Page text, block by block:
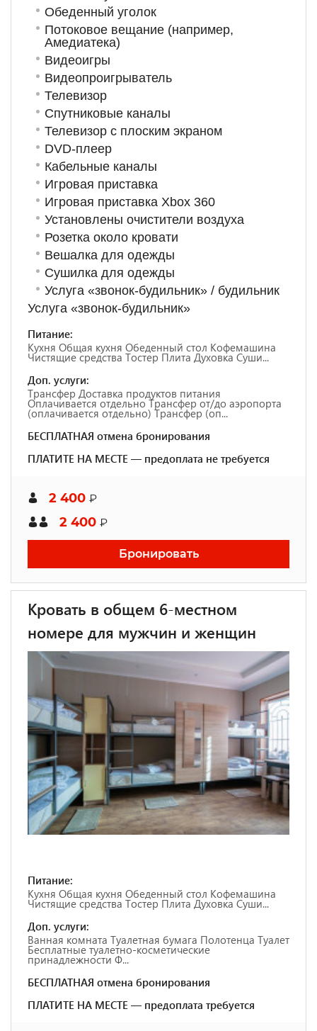
Обеденный уголок
Потоковое вещание (например,
Амедиатека)
Видеоигры
Видеопроигрыватель
Телевизор
Спутниковые каналы
Телевизор с плоским экраном
DVD-плеер
Кабельные каналы
Игровая приставка
Игровая приставка Xbox 360
Установлены очистители воздуха
Розетка около кровати
Вешалка для одежды
Сушилка для одежды
Услуга «звонок-будильник» / будильник
Услуга «звонок-будильник»
Питание:
Кухня Общая кухня Обеденный стол Кофемашина
Чистящие средства Тостер Плита Духовка Суши...
Доп. услуги:
Трансфер Доставка продуктов питания
Оплачивается отдельно Трансфер от/до аэропорта
(оплачивается отдельно) Трансфер (оп...
БЕСПЛАТНАЯ отмена бронирования
ПЛАТИТЕ НА МЕСТЕ — предоплата не требуется
2 400 ₽
2 400 ₽
Бронировать
Кровать в общем 6-местном
номере для мужчин и женщин
Питание:
Кухня Общая кухня Обеденный стол Кофемашина
Чистящие средства Тостер Плита Духовка Суши...
Доп. услуги:
Ванная комната Туалетная бумага Полотенца Туалет
Бесплатные туалетно-косметические
принадлежности Ф...
БЕСПЛАТНАЯ отмена бронирования
ПЛАТИТЕ НА МЕСТЕ — предоплата требуется